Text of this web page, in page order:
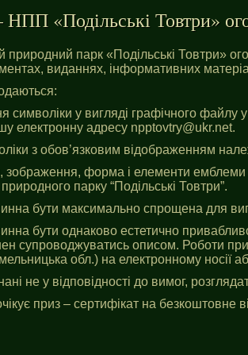
«Подільські Товтри»
природний парк «Подільські Товтри»
виданнях, інформативних
символіки у вигляді графічного
електронну адресу npptovtry@ukr.net.
з обов’язковим відображенням
зображення, форма і елементи емблеми
парку “Подільські Товтри”.
бути максимально спрощена для
бути однаково естетично
супроводжуватись описом. Роботи
обл.) на електронному носії
не у відповідності до вимог,
приз – сертифікат на безкоштовне